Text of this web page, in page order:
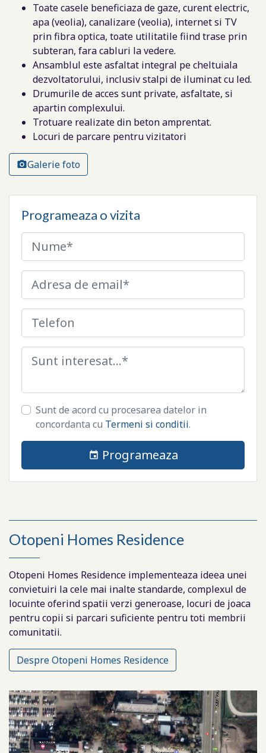
Toate casele beneficiaza de gaze, curent electric,
apa (veolia), canalizare (veolia), internet si TV
prin fibra optica, toate utilitatile fiind trase prin
subteran, fara cabluri la vedere.
Ansamblul este asfaltat integral pe cheltuiala
dezvoltatorului, inclusiv stalpi de iluminat cu led.
Drumurile de acces sunt private, asfaltate, si
apartin complexului.
Trotuare realizate din beton amprentat.
Locuri de parcare pentru vizitatori
Galerie foto
Programeaza o vizita
Adresa de email*
Telefon
Observatii*
Sunt de acord cu procesarea datelor in
concordanta cu Termeni si conditii.
Programeaza
Otopeni Homes Residence
Otopeni Homes Residence implementeaza ideea unei
convietuiri la cele mai inalte standarde, complexul de
locuinte oferind spatii verzi generoase, locuri de joaca
pentru copii si parcari suficiente pentru toti membrii
comunitatii.
Despre Otopeni Homes Residence